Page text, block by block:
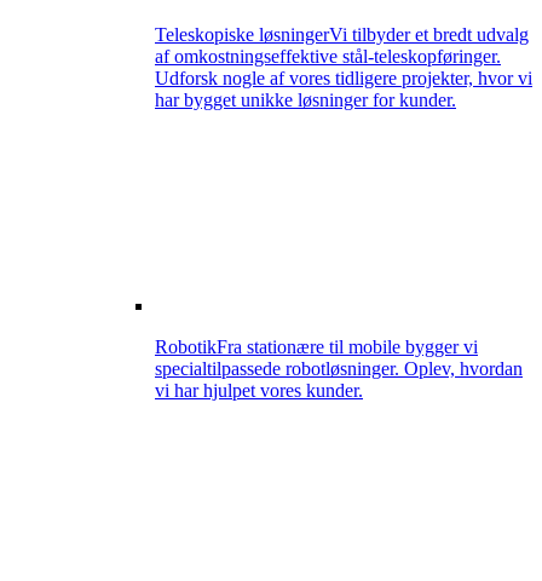
Teleskopiske løsningerVi tilbyder et bredt udvalg
af omkostningseffektive stål-teleskopføringer.
Udforsk nogle af vores tidligere projekter, hvor vi
har bygget unikke løsninger for kunder.
RobotikFra stationære til mobile bygger vi
specialtilpassede robotløsninger. Oplev, hvordan
vi har hjulpet vores kunder.